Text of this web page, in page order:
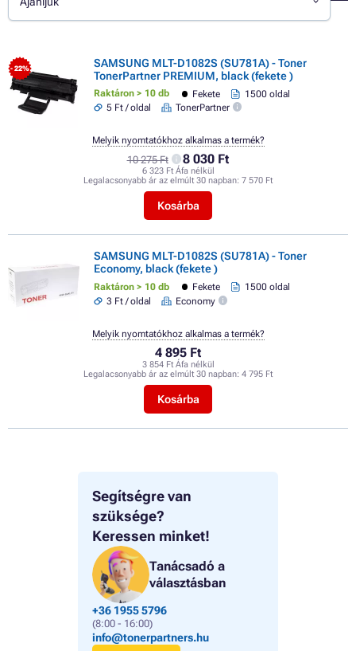
Segítségre van
szüksége?
Keressen minket!
Tanácsadó a
választásban
+36 1955 5796
(8:00 - 16:00)
info@tonerpartners.hu
- 22%
SAMSUNG MLT-D1082S (SU781A) - Toner
TonerPartner PREMIUM, black (fekete )
Raktáron > 10 db Fekete
1500 oldal
5 Ft / oldal
TonerPartner
10 275 Ft 8 030 Ft
6 323 Ft Áfa nélkül
Legalacsonyabb ár az elmúlt 30 napban: 7 570 Ft
Kosárba
Melyik nyomtatókhoz alkalmas a termék?
SAMSUNG MLT-D1082S (SU781A) - Toner
Economy, black (fekete )
Raktáron > 10 db Fekete
1500 oldal
3 Ft / oldal
Economy
4 895 Ft
3 854 Ft Áfa nélkül
Legalacsonyabb ár az elmúlt 30 napban: 4 795 Ft
Kosárba
Melyik nyomtatókhoz alkalmas a termék?